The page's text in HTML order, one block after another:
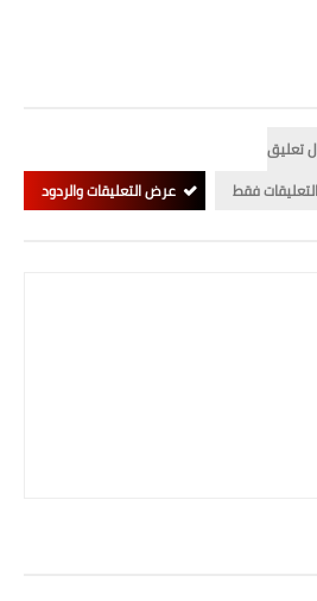
تعليق
فقط
عرض التعليقات والردود